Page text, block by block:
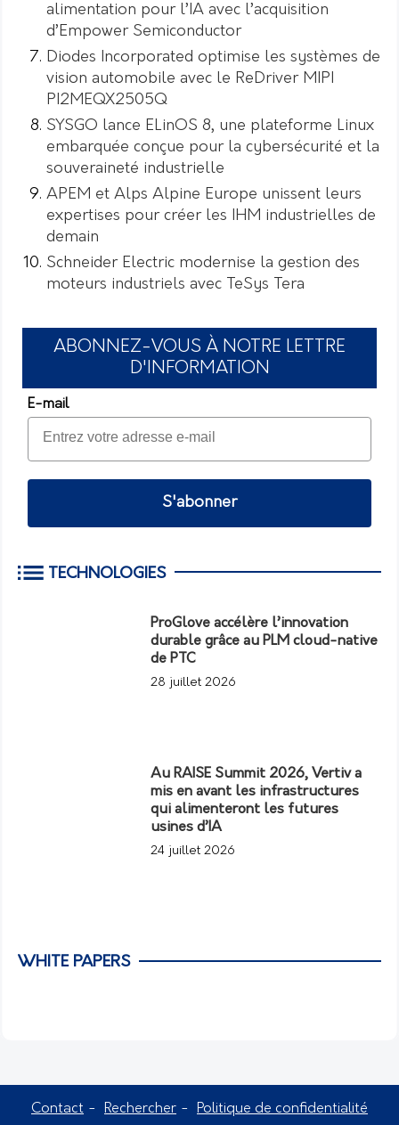
alimentation pour l’IA avec l’acquisition
d’Empower Semiconductor
Diodes Incorporated optimise les systèmes de
vision automobile avec le ReDriver MIPI
PI2MEQX2505Q
SYSGO lance ELinOS 8, une plateforme Linux
embarquée conçue pour la cybersécurité et la
souveraineté industrielle
APEM et Alps Alpine Europe unissent leurs
expertises pour créer les IHM industrielles de
demain
Schneider Electric modernise la gestion des
moteurs industriels avec TeSys Tera
ABONNEZ-VOUS À NOTRE LETTRE
D'INFORMATION
E-mail
S'abonner
TECHNOLOGIES
ProGlove accélère l’innovation
durable grâce au PLM cloud-native
de PTC
28 juillet 2026
Au RAISE Summit 2026, Vertiv a
mis en avant les infrastructures
qui alimenteront les futures
usines d’IA
24 juillet 2026
WHITE PAPERS
Contact Rechercher Politique de confidentialité